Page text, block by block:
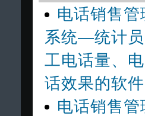
电话销售管
系统—统计员
工电话量、电
话效果的软件
电话销售管